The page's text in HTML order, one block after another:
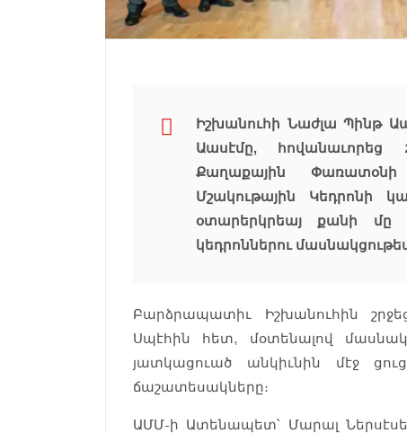
Իշխանուհի Նաժլա Պինթ
Աասէմը, հովանաւորեց
Քաղաքային
Մշակութային Կեդրոնի
օտարերկրեայ քանի մը
կեդրոններու
Բարձրապատիւ Իշխանուհին
Սպէհին հետ, մօտենալով
յատկացուած անկիւնին մէջ
ճաշատեսակները։
ԱՄՄ-ի Ատենապետ՝ Մարալ